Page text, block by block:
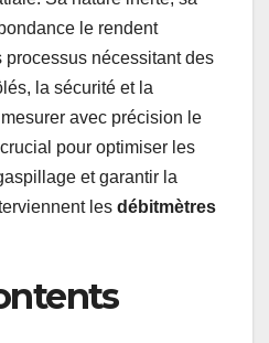
le rendent
nécessitant des
la sécurité et la
avec précision le
pour optimiser les
et garantir la
les débitmètres